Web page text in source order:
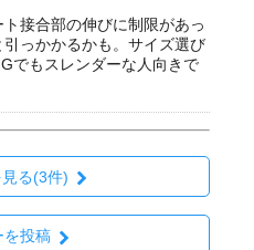
接合部の伸びに制限があっ
っかかるかも。サイズ選び
でもスレンダーな人向きで
る(3件)
を投稿